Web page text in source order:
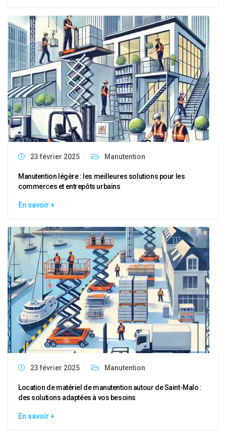
23 février 2025 Manutention
Manutention légère : les meilleures solutions pour les
commerces et entrepôts urbains
En savoir +
23 février 2025 Manutention
Location de matériel de manutention autour de Saint-Malo :
des solutions adaptées à vos besoins
En savoir +